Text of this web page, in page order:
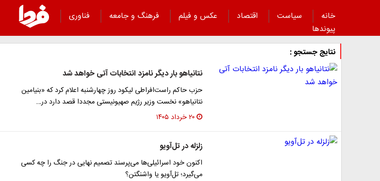
خانه سیاست اقتصاد عکس و فیلم فرهنگ و جامعه
فناوری
پیوند‌ها
نتایج جستجو :
نتانیاهو بار دیگر نامزد انتخابات آتی خواهد شد
حزب حاکم راست‌افراطی لیکود روز چهارشنبه اعلام کرد که «بنیامین
نتانیاهو» نخست وزیر رژیم صهیونیستی مجددا قصد دارد در…
۲۰ خرداد ۱۴۰۵
زلزله در تل‌آویو
اکنون خود اسرائیلی‌ها می‌پرسند تصمیم نهایی در جنگ را چه کسی
می‌گیرد؛ تل‌آویو یا واشنگتن؟